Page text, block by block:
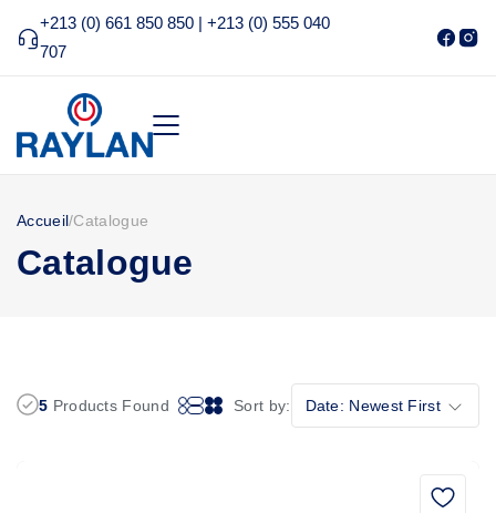
+213 (0) 661 850 850 | +213 (0) 555 040
707
Accueil/Catalogue
Catalogue
5 Products Found Sort by: Date: Newest First